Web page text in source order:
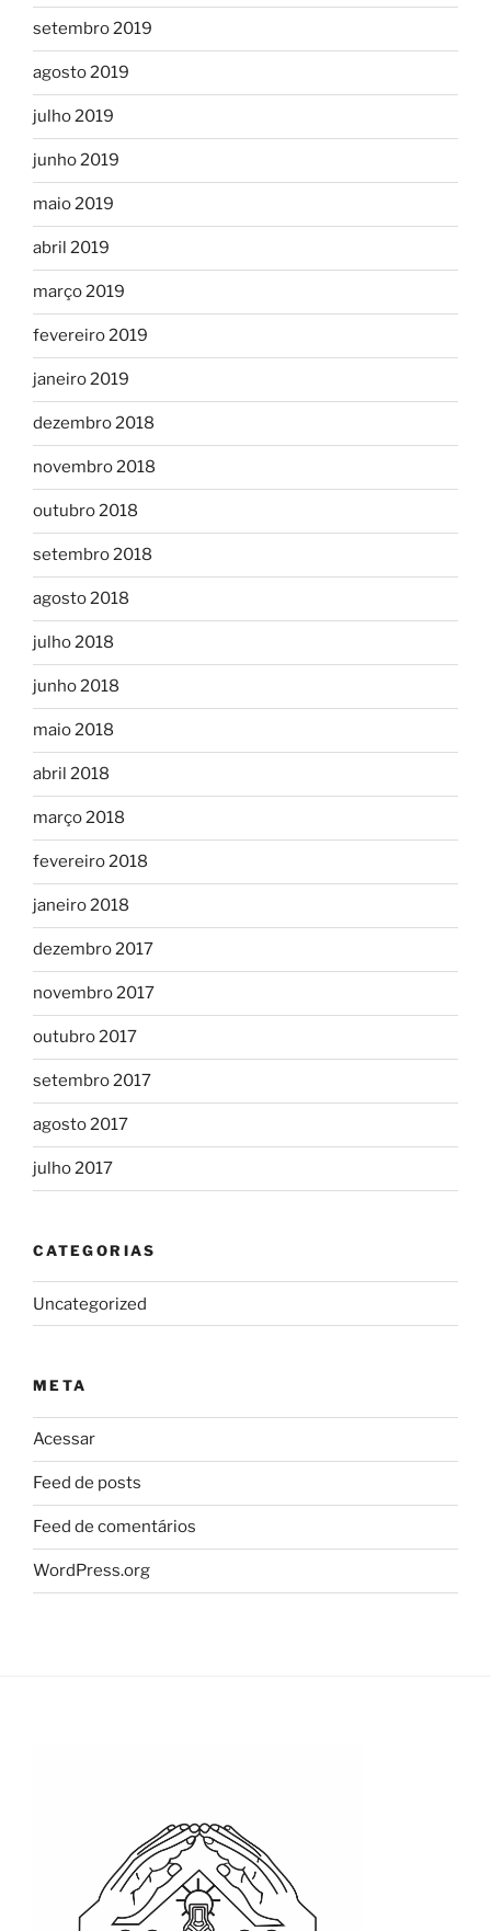
setembro 2019
agosto 2019
julho 2019
junho 2019
maio 2019
abril 2019
março 2019
fevereiro 2019
janeiro 2019
dezembro 2018
novembro 2018
outubro 2018
setembro 2018
agosto 2018
julho 2018
junho 2018
maio 2018
abril 2018
março 2018
fevereiro 2018
janeiro 2018
dezembro 2017
novembro 2017
outubro 2017
setembro 2017
agosto 2017
julho 2017
CATEGORIAS
Uncategorized
META
Acessar
Feed de posts
Feed de comentários
WordPress.org